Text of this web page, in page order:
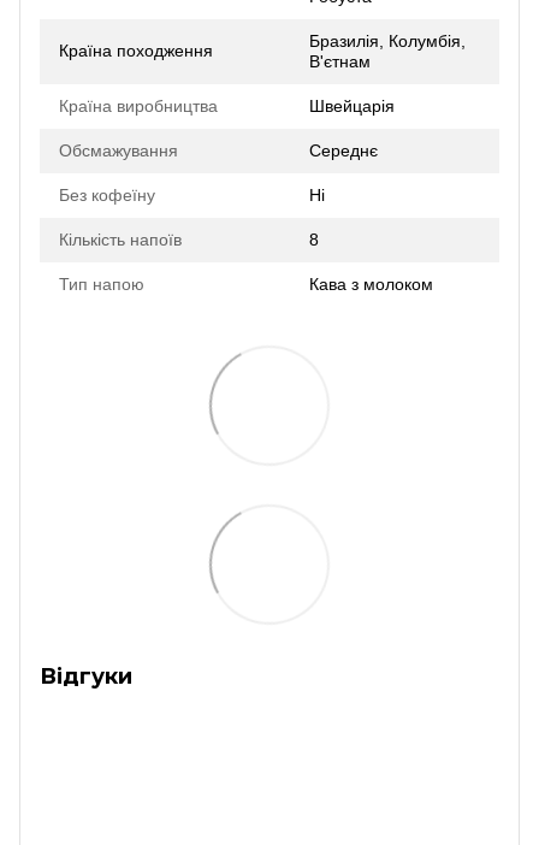
Країна походження
Бразилія, Колумбія,
В'єтнам
Країна виробництва Швейцарія
Обсмажування Середнє
Без кофеїну Ні
Кількість напоїв 8
Тип напою Кава з молоком
Відгуки